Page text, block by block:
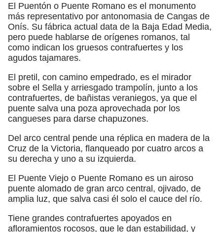
El Puentón o Puente Romano es el monumento
más representativo por antonomasia de Cangas de
Onís. Su fábrica actual data de la Baja Edad Media,
pero puede hablarse de orígenes romanos, tal
como indican los gruesos contrafuertes y los
agudos tajamares.
El pretil, con camino empedrado, es el mirador
sobre el Sella y arriesgado trampolín, junto a los
contrafuertes, de bañistas veraniegos, ya que el
puente salva una poza aprovechada por los
cangueses para darse chapuzones.
Del arco central pende una réplica en madera de la
Cruz de la Victoria, flanqueado por cuatro arcos a
su derecha y uno a su izquierda.
El Puente Viejo o Puente Romano es un airoso
puente alomado de gran arco central, ojivado, de
amplia luz, que salva casi él solo el cauce del río.
Tiene grandes contrafuertes apoyados en
afloramientos rocosos, que le dan estabilidad, y